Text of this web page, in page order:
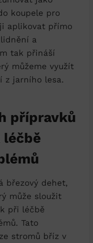
koupele pro
aplikovat přímo
a
tak přináší
můžeme využít
z jarního lesa.
přípravků
léčbě
březový dehet,
může sloužit
při léčbě
Tato
stromů bříz v